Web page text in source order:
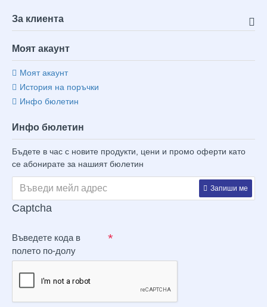
За клиента
Моят акаунт
Моят акаунт
История на поръчки
Инфо бюлетин
Инфо бюлетин
Бъдете в час с новите продукти, цени и промо оферти като
се абонирате за нашият бюлетин
Запиши ме
Captcha
Въведете кода в
полето по-долу